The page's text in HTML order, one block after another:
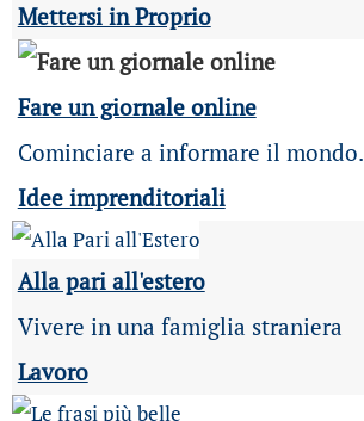
Mettersi in Proprio
Fare un giornale online
Cominciare a informare il mondo.
Idee imprenditoriali
Alla pari all'estero
Vivere in una famiglia straniera
Lavoro